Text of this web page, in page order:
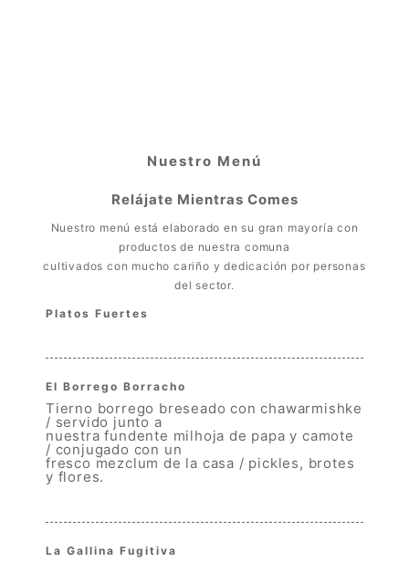
Nuestro Menú
Relájate Mientras Comes
Nuestro menú está elaborado en su gran mayoría con
productos de nuestra comuna
cultivados con mucho cariño y dedicación por personas
del sector.
Platos Fuertes
El Borrego Borracho
Tierno borrego breseado con chawarmishke
/ servido junto a
nuestra fundente milhoja de papa y camote
/ conjugado con un
fresco mezclum de la casa / pickles, brotes
y flores.
La Gallina Fugitiva